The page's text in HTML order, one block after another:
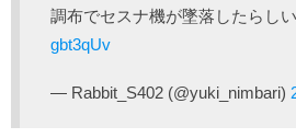
調布でセスナ機が墜落したらしい
gbt3qUv
— Rabbit_S402 (@yuki_nimbari)